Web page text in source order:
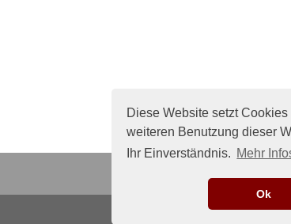
Diese Website setzt Cookies
weiteren Benutzung dieser
Ihr Einverständnis. Mehr
Ok